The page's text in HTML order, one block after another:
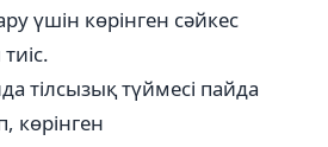
үшін көрінген сәйкес
тілсызық түймесі пайда
көрінген